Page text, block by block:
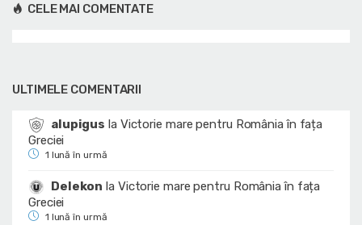
CELE MAI COMENTATE
ULTIMELE COMENTARII
alupigus la Victorie mare pentru România în fața
Greciei
1 lună în urmă
Delekon la Victorie mare pentru România în fața
Greciei
1 lună în urmă